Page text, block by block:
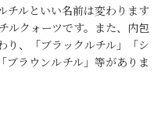
チルといい名前は変わります
ルクォーツです。また、内包
り、「ブラックルチル」「シ
ブラウンルチル」等がありま